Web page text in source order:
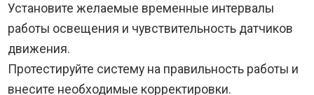
Установите желаемые временные интервалы
работы освещения и чувствительность датчиков
движения.
Протестируйте систему на правильность работы и
внесите необходимые корректировки.